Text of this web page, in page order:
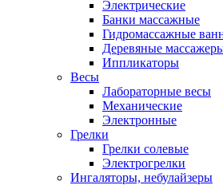
Электрические
Банки массажные
Гидромассажные
Деревяные
Иппликаторы
Весы
Лабораторные весы
Механические
Электронные
Грелки
Грелки солевые
Электрогрелки
Ингаляторы, небулайзеры